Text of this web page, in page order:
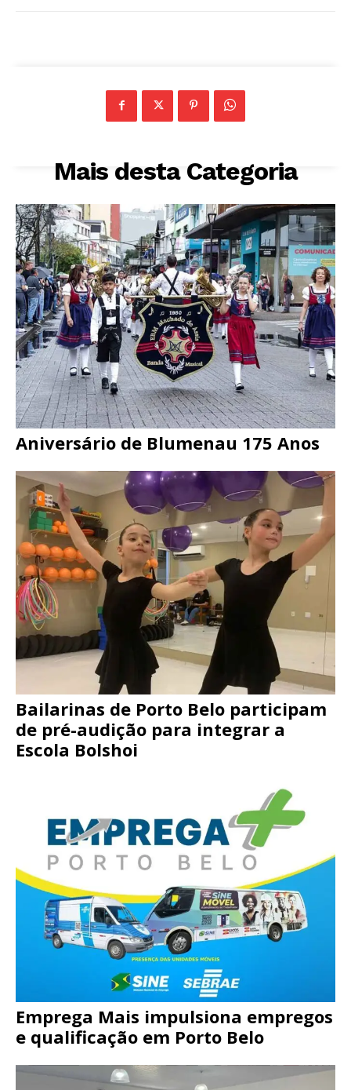
Mais desta Categoria
Aniversário de Blumenau 175 Anos
Bailarinas de Porto Belo participam
de pré-audição para integrar a
Escola Bolshoi
Emprega Mais impulsiona empregos
e qualificação em Porto Belo